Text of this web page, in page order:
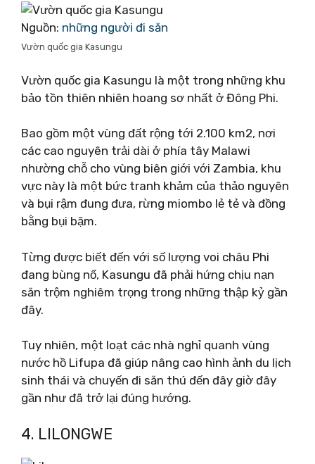
Nguồn: những người đi săn
Vườn quốc gia Kasungu
Vườn quốc gia Kasungu là một trong những khu
bảo tồn thiên nhiên hoang sơ nhất ở Đông Phi.
Bao gồm một vùng đất rộng tới 2.100 km2, nơi
các cao nguyên trải dài ở phía tây Malawi
nhường chỗ cho vùng biên giới với Zambia, khu
vực này là một bức tranh khảm của thảo nguyên
và bụi rậm đung đưa, rừng miombo lẻ tẻ và đồng
bằng bụi bặm.
Từng được biết đến với số lượng voi châu Phi
đang bùng nổ, Kasungu đã phải hứng chịu nạn
săn trộm nghiêm trọng trong những thập kỷ gần
đây.
Tuy nhiên, một loạt các nhà nghỉ quanh vùng
nước hồ Lifupa đã giúp nâng cao hình ảnh du lịch
sinh thái và chuyến đi săn thú đến đây giờ đây
gần như đã trở lại đúng hướng.
4. LILONGWE